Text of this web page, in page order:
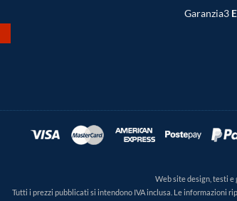
Garanzia3
Web site design, testi e
Tutti i prezzi pubblicati si intendono IVA inclusa. Le informazioni